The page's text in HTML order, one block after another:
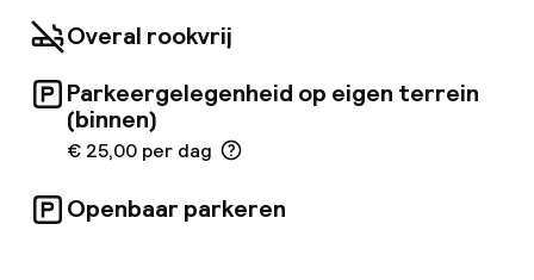
Overal rookvrij
Parkeergelegenheid op eigen terrein
(binnen)
€ 25,00 per dag
Openbaar parkeren